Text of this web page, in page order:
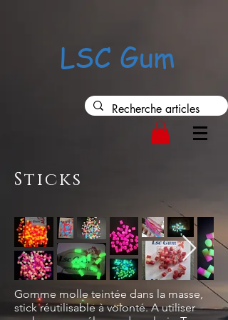
LSC Gum
Sticks
Gomme molle teintée dans la masse,
stick réutilisable à volonté. A utiliser